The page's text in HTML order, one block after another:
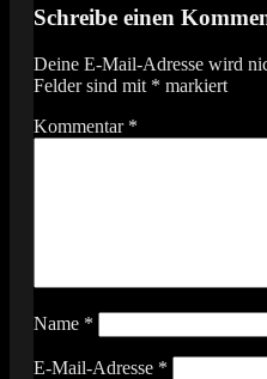
Navigation
Schreibe einen
Deine E-Mail-Adresse wird
Felder sind mit * markiert
Kommentar *
Name *
E-Mail-Adresse *